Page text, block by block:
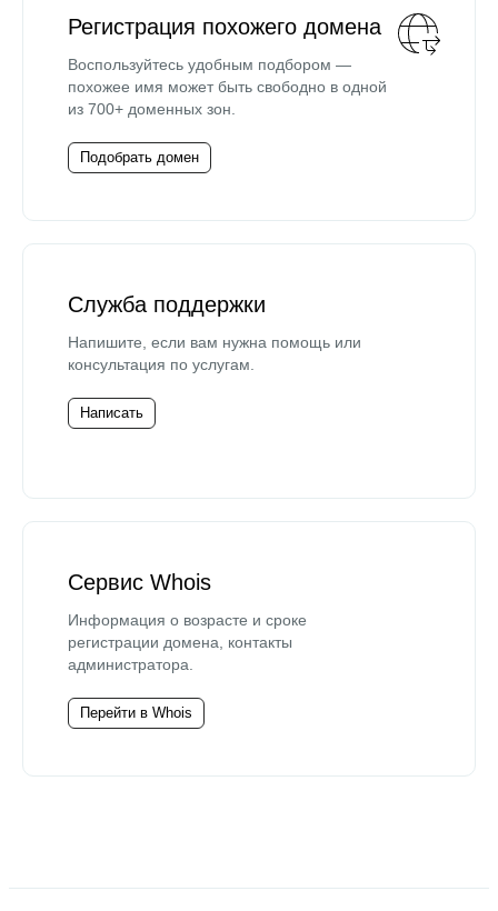
Регистрация похожего домена
Воспользуйтесь удобным подбором —
похожее имя может быть свободно в одной
из 700+ доменных зон.
Подобрать домен
Служба поддержки
Напишите, если вам нужна помощь или
консультация по услугам.
Написать
Сервис Whois
Информация о возрасте и сроке
регистрации домена, контакты
администратора.
Перейти в Whois